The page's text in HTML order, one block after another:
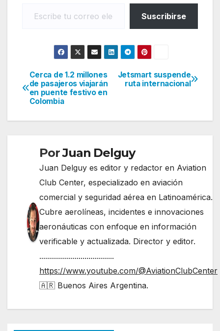
Suscribirse
Navegación
de
entradas
Jetsmart suspende
ruta internacional
Cerca de 1.2 millones
de pasajeros viajarán
en puente festivo en
Colombia
PorJuan Delguy
Juan Delguy es editor y redactor en Aviation
Club Center, especializado en aviación
comercial y seguridad aérea en Latinoamérica.
Cubre aerolíneas, incidentes e innovaciones
aeronáuticas con enfoque en información
verificable y actualizada. Director y editor.
......................................
https://www.youtube.com/@AviationClubCenter
🇦🇷 Buenos Aires Argentina.